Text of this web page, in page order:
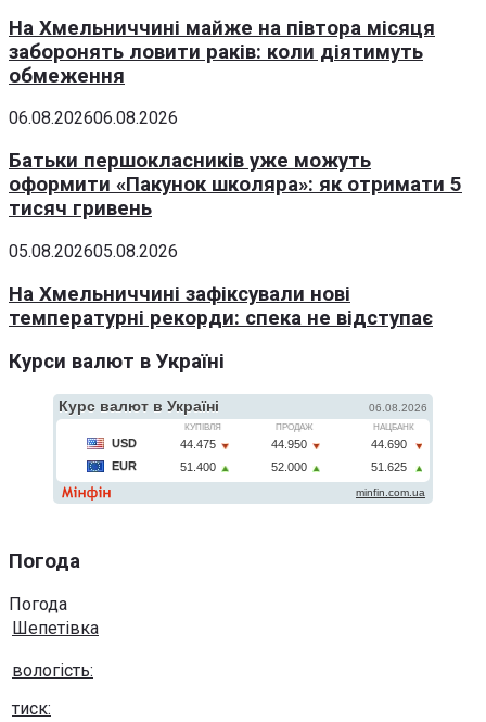
На Хмельниччині майже на півтора місяця
заборонять ловити раків: коли діятимуть
обмеження
06.08.202606.08.2026
Батьки першокласників уже можуть
оформити «Пакунок школяра»: як отримати 5
тисяч гривень
05.08.202605.08.2026
На Хмельниччині зафіксували нові
температурні рекорди: спека не відступає
Курси валют в Україні
Погода
Погода
Шепетівка
вологість:
тиск: